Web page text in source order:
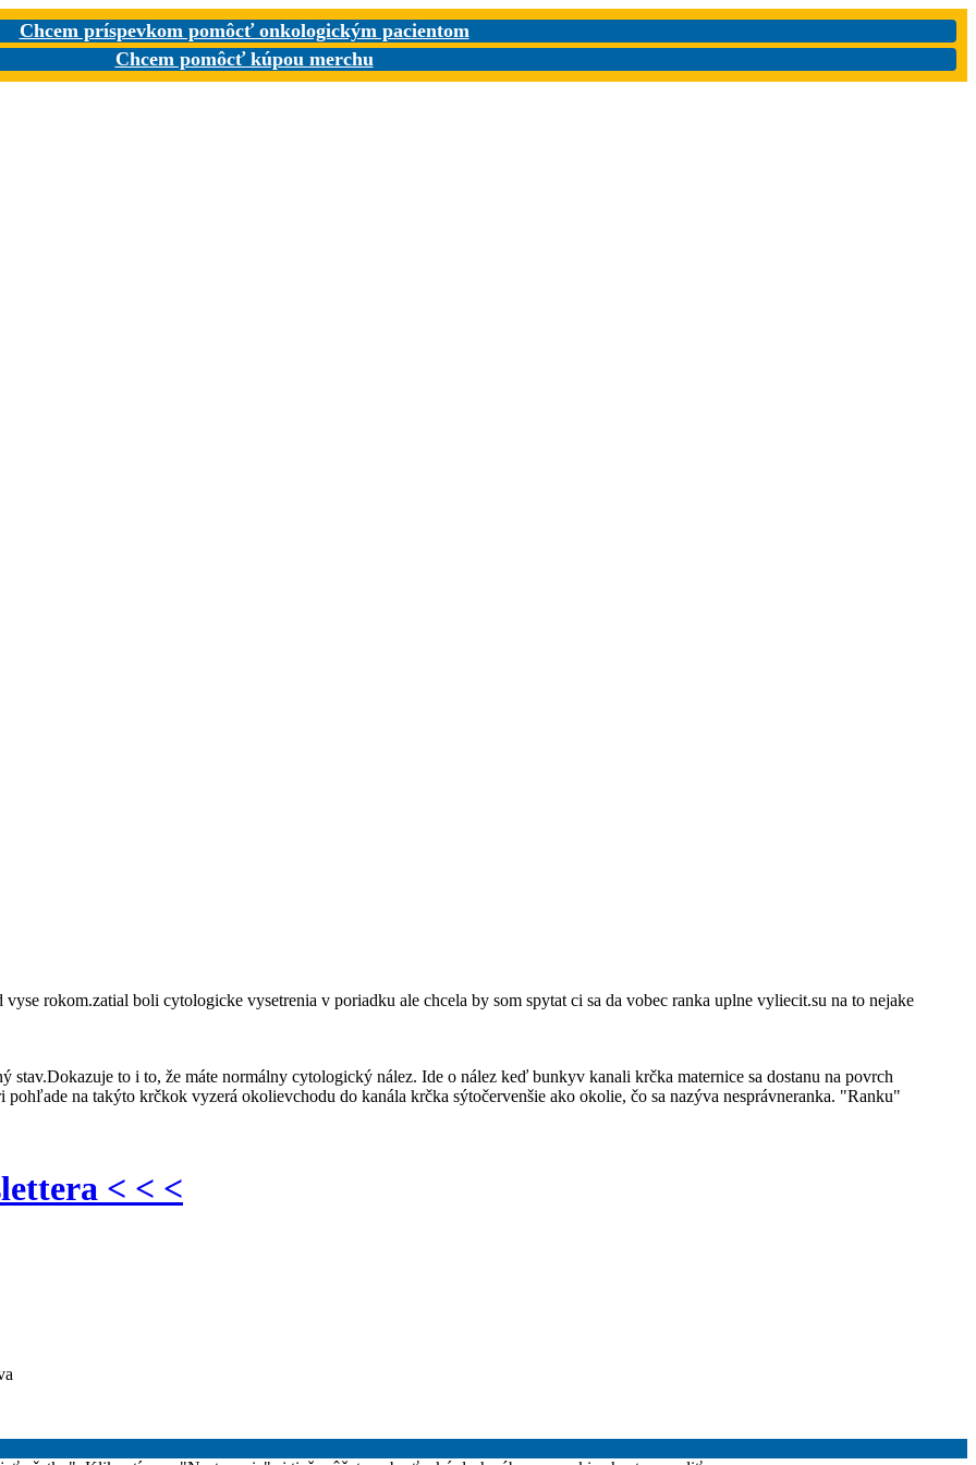
Chcem príspevkom pomôcť onkologickým pacientom
Chcem pomôcť kúpou merchu
rokom.zatial boli cytologicke vysetrenia v poriadku ale chcela by som spytat ci sa da vobec ranka uplne vyliecit.su na to nejake
stav.Dokazuje to i to, že máte normálny cytologický nález. Ide o nález keď bunkyv kanali krčka maternice sa dostanu na povrch
na takýto krčkok vyzerá okolievchodu do kanála krčka sýtočervenšie ako okolie, čo sa nazýva nesprávneranka. "Ranku"
< < <